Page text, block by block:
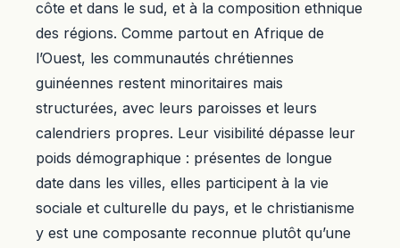
côte et dans le sud, et à la composition ethnique
des régions. Comme partout en Afrique de
l’Ouest, les communautés chrétiennes
guinéennes restent minoritaires mais
structurées, avec leurs paroisses et leurs
calendriers propres. Leur visibilité dépasse leur
poids démographique : présentes de longue
date dans les villes, elles participent à la vie
sociale et culturelle du pays, et le christianisme
y est une composante reconnue plutôt qu’une